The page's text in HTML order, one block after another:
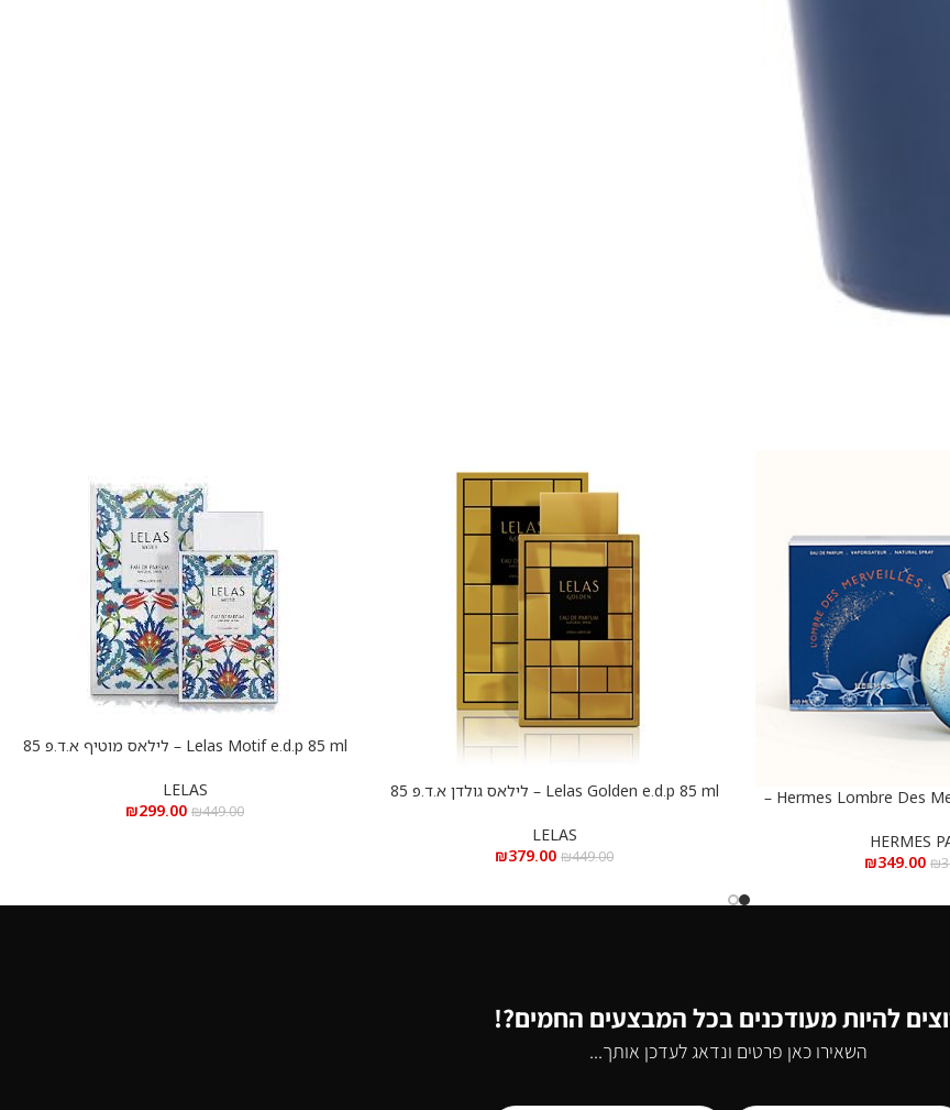
Hermes Lombre Des Merveilles e.d.p 50 ml –
HERMES
₪
₪349.00
הוספה לסל
Lelas Golden e.d.p 85 ml – לילאס גולדן א.ד.פ 85
LELAS
₪449.00
₪379.00
הוספה לסל
Lelas Motif e.d.p 85 ml – לילאס מוטיף א.ד.פ 85
LELAS
₪449.00
₪299.00
להיות מעודכנים בכל המבצעים החמים?!
השאירו כאן פרטים ונדאג לעדכן אותך...